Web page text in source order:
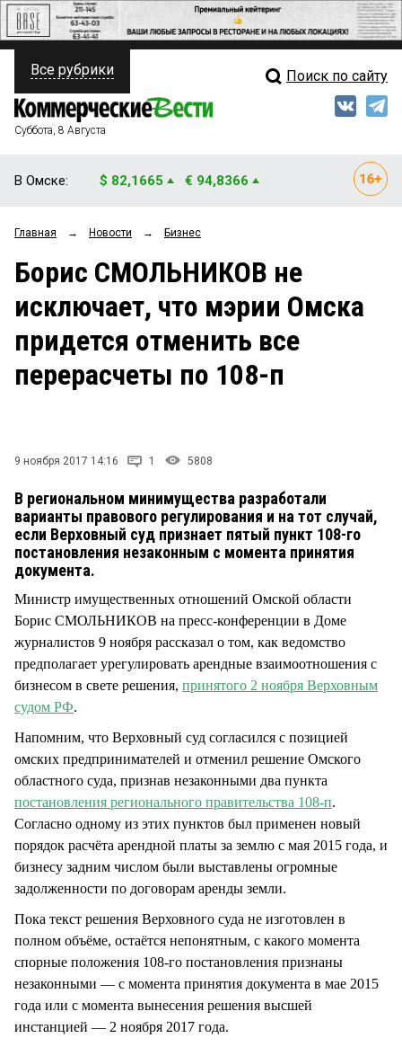
ПОЛИТИКА
ФИНАНСЫ
ОБЩЕСТВО
ЗАКОН
НОВОСТИ КОМПАНИЙ
Свежий выпуск
Рейтинги
Блоги
Архив
Все рубрики Поиск по сайту
Суббота, 8 Августа
В Омске: $ 82,1665 € 94,8366
Главная → Новости → Бизнес
Борис СМОЛЬНИКОВ не
исключает, что мэрии Омска
придется отменить все
перерасчеты по 108-п
9 ноября 2017 14:16 1 5808
В региональном минимущества разработали
варианты правового регулирования и на тот случай,
если Верховный суд признает пятый пункт 108-го
постановления незаконным с момента принятия
документа.
Министр имущественных отношений Омской области
Борис СМОЛЬНИКОВ на пресс-конференции в Доме
журналистов 9 ноября рассказал о том, как ведомство
предполагает урегулировать арендные взаимоотношения с
бизнесом в свете решения, принятого 2 ноября Верховным
судом РФ.
Напомним, что Верховный суд согласился с позицией
омских предпринимателей и отменил решение Омского
областного суда, признав незаконными два пункта
постановления регионального правительства 108-п.
Согласно одному из этих пунктов был применен новый
порядок расчёта арендной платы за землю с мая 2015 года, и
бизнесу задним числом были выставлены огромные
задолженности по договорам аренды земли.
Пока текст решения Верховного суда не изготовлен в
полном объёме, остаётся непонятным, с какого момента
спорные положения 108-го постановления признаны
незаконными — с момента принятия документа в мае 2015
года или с момента вынесения решения высшей
инстанцией — 2 ноября 2017 года.